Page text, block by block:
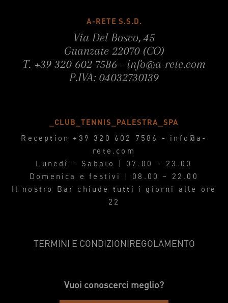
A-RETE S.S.D.
Via Del Bosco, 45
Guanzate 22070 (CO)
T. +39 320 602 7586 - info@a-rete.com
P.IVA: 04032730139
_CLUB_TENNIS_PALESTRA_SPA
Reception+39 320 602 7586 - info@a-
rete.com
Lunedì – Sabato | 07.00 – 23.00
Domenica e festivi | 08.00 – 22.00
Il nostro Bar chiude tutti i giorni alle ore
22
TERMINI E CONDIZIONIREGOLAMENTO
Vuoi conoscerci meglio?